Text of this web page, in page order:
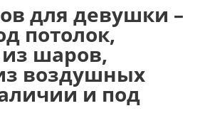
для девушки –
потолок,
шаров,
воздушных
и под